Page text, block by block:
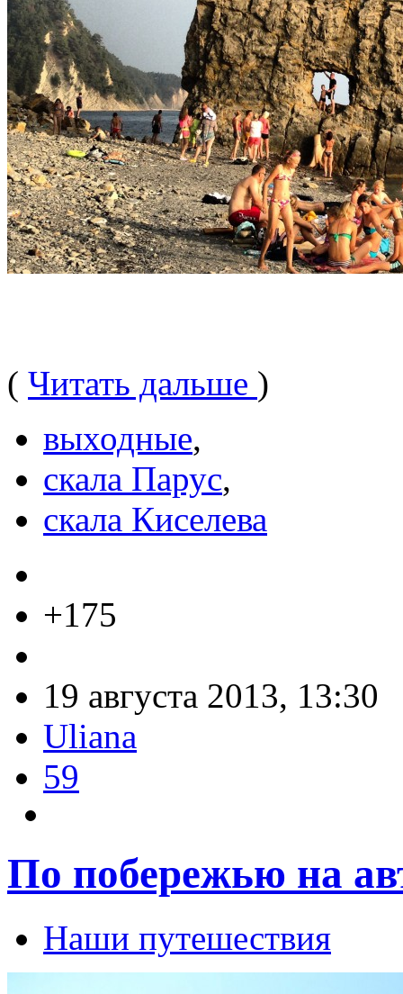
( Читать дальше )
выходные,
скала Парус,
скала Киселева
+175
19 августа 2013, 13:30
Uliana
59
По побережью на
Наши путешествия